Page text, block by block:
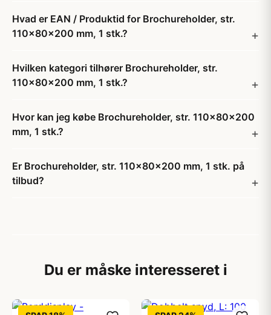
Hvad er EAN / Produktid for Brochureholder, str.
110x80x200 mm, 1 stk.?
Hvilken kategori tilhører Brochureholder, str.
110x80x200 mm, 1 stk.?
Hvor kan jeg købe Brochureholder, str. 110x80x200
mm, 1 stk.?
Er Brochureholder, str. 110x80x200 mm, 1 stk. på
tilbud?
Du er måske interesseret i